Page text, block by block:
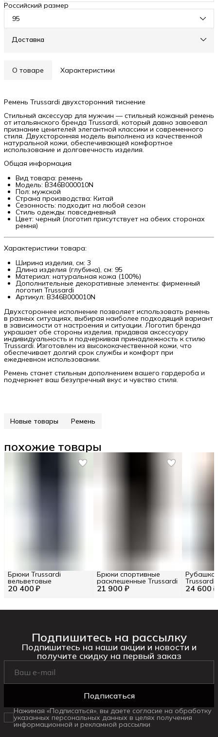
Российский размер
95
Доставка
О товаре Характеристики
Ремень Trussardi двухсторонний тиснение
Стильный аксессуар для мужчин — стильный кожаный ремень
от итальянского бренда Trussardi, который давно завоевал
признание ценителей элегантной классики и современного
стиля. Двухсторонняя модель выполнена из качественной
натуральной кожи, обеспечивающей комфортное
использование и долговечность изделия.
Общая информация
Вид товара: ремень
Модель: B346B000010N
Пол: мужской
Страна производства: Китай
Сезонность: подходит на любой сезон
Стиль одежды: повседневный
Цвет: черный (логотип присутствует на обеих сторонах
ремня)
Характеристики товара:
Ширина изделия, см: 3
Длина изделия (глубина), см: 95
Материал: натуральная кожа (100%)
Дополнительные декоративные элементы: фирменный
логотип Trussardi
Артикул: B346B000010N
Двухстороннее исполнение позволяет использовать ремень
в разных ситуациях, выбирая наиболее подходящий вариант
в зависимости от настроения и ситуации. Логотип бренда
украшает обе стороны изделия, придавая аксессуару
индивидуальность и подчеркивая принадлежность к стилю
Trussardi. Изготовлен из высококачественной кожи, что
обеспечивает долгий срок службы и комфорт при
ежедневном использовании.
Ремень станет стильным дополнением вашего гардероба и
подчеркнет ваш безупречный вкус и чувство стиля.
Новые товары Ремень
похожие товары
20 400 ₽
Брюки Trussardi
вельветовые
21 900 ₽
Брюки спортивные
расклешенные Trussardi
24 600 ₽
Рубашка
Trussardi
Подпишитесь на рассылку
Подпишитесь на наши акции и новости и
получите скидку на первый заказ
Подписаться
Нажимая «Подписаться», вы даете согласие на обработку
указанных персональных данных в целях получения
информационной и рекламной рассылки